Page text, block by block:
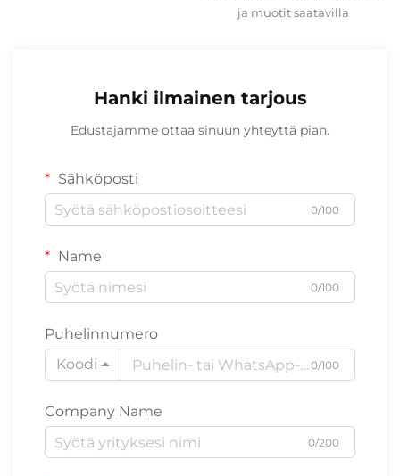
ja muotit saatavilla
Hanki ilmainen tarjous
Edustajamme ottaa sinuun yhteyttä pian.
Sähköposti
0/100
Name
0/100
Puhelinnumero
Koodi
0/100
Company Name
0/200